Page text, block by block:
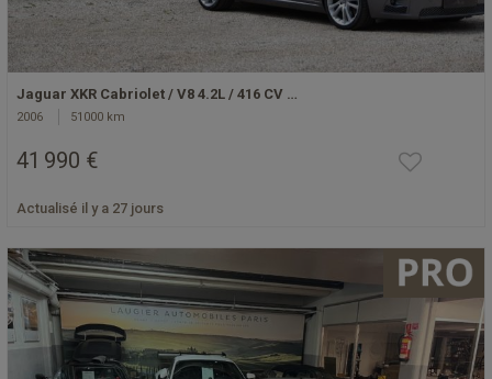
Jaguar XKR Cabriolet / V8 4.2L / 416 CV …
2006 51000 km
41 990 €
Actualisé il y a 27 jours